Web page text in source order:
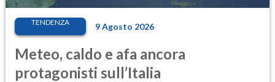
TENDENZA 9 Agosto 2026
Meteo, caldo e afa ancora
protagonisti sull’Italia